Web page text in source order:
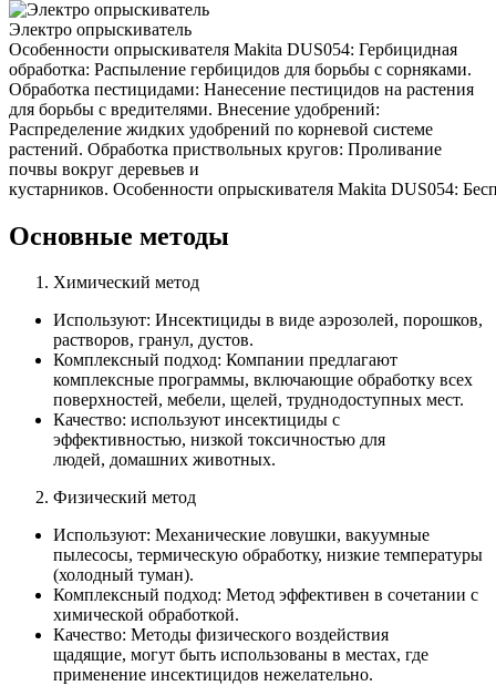
Электро опрыскиватель
Особенности опрыскивателя Makita DUS054: Гербицидная
обработка: Распыление гербицидов для борьбы с сорняками.
Обработка пестицидами: Нанесение пестицидов на растения
для борьбы с вредителями. Внесение удобрений:
Распределение жидких удобрений по корневой системе
растений. Обработка приствольных кругов: Проливание
почвы вокруг деревьев и
кустарников. Особенности опрыскивателя Makita DUS054:
Основные методы
Химический метод
Используют: Инсектициды в виде аэрозолей, порошков,
растворов, гранул, дустов.
Комплексный подход: Компании предлагают
комплексные программы, включающие обработку всех
поверхностей, мебели, щелей, труднодоступных мест.
Качество: используют инсектициды с
эффективностью, низкой токсичностью для
людей, домашних животных.
Физический метод
Используют: Механические ловушки, вакуумные
пылесосы, термическую обработку, низкие температуры
(холодный туман).
Комплексный подход: Метод эффективен в сочетании с
химической обработкой.
Качество: Методы физического воздействия
щадящие, могут быть использованы в местах, где
применение инсектицидов нежелательно.